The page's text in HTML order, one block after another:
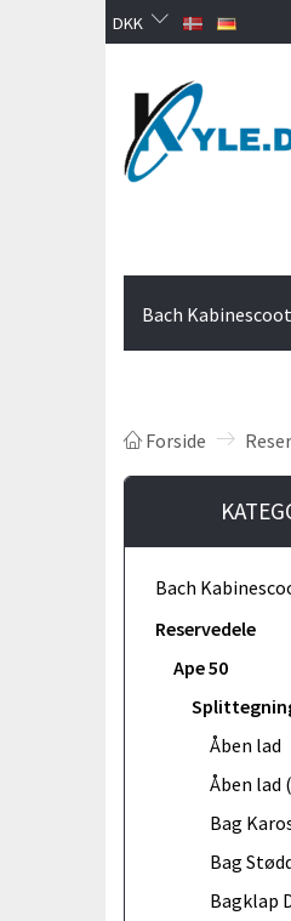
DKK
Bach
Forside
Bach
Reservedele
Ape 50
Åben lad
Åben lad
Bag
Bag
Bagklap